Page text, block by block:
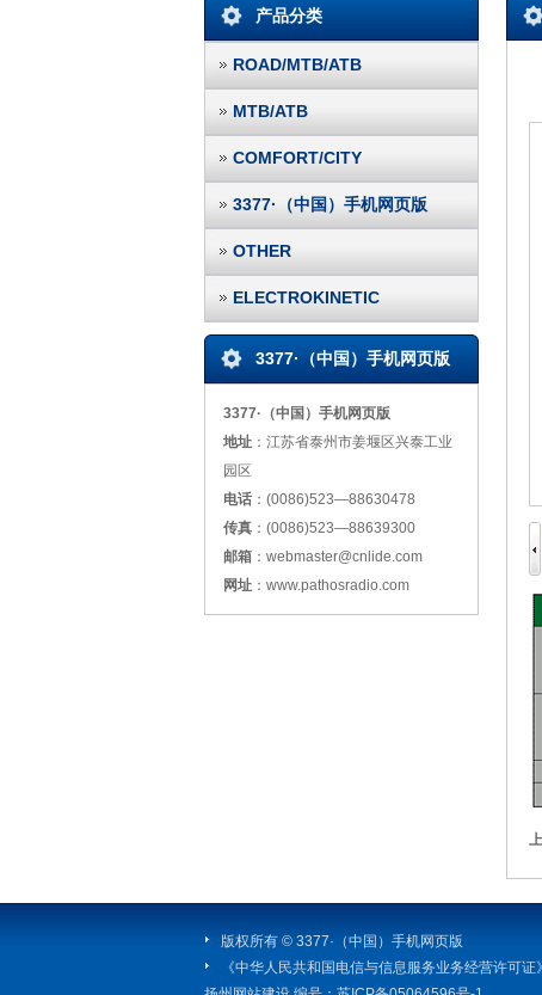
产品分类
ROAD/MTB/ATB
MTB/ATB
COMFORT/CITY
3377·（中国）手机网页版
OTHER
ELECTROKINETIC
3377·（中国）手机网页版
3377·（中国）手机网页版
地址：江苏省泰州市姜堰区兴泰工业
园区
电话：(0086)523—88630478
传真：(0086)523—88639300
邮箱：webmaster@cnlide.com
网址：www.pathosradio.com
版权所有 © 3377·（中国）手机网页版
《中华人民共和国电信与信息服务业务经营许可证》